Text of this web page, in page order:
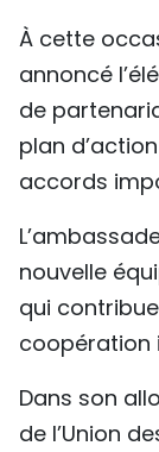
À cette
annoncé
de
plan
accords
nouvelle
qui
coopération
Dans son
de l’Union